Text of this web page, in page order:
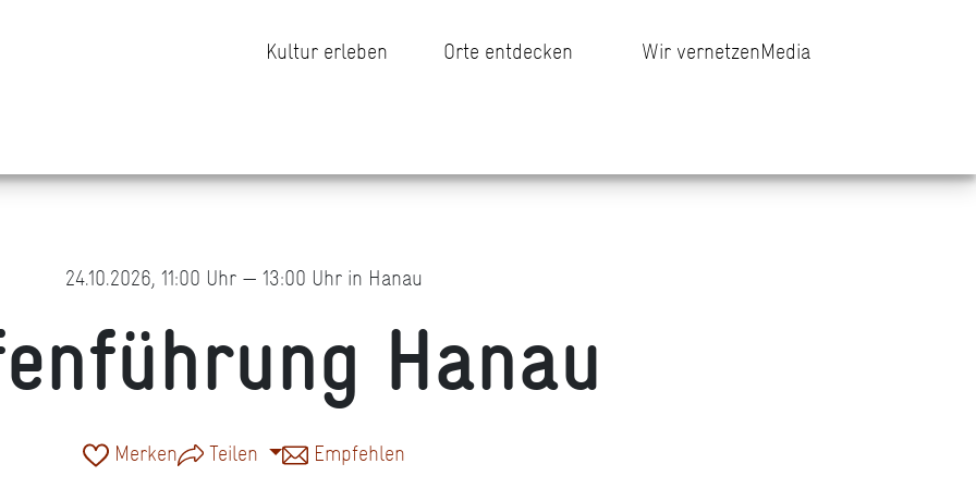
Kultur erleben Orte entdecken Wir vernetzenMedia
24.10.2026, 11:00 Uhr — 13:00 Uhr in Hanau
Hanau
Merken Teilen Empfehlen